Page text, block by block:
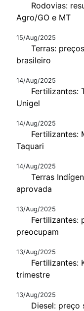
Rodovias:
Agro/GO e MT
15/Aug/2025
Terras:
brasileiro
14/Aug/2025
Fertilizantes:
Unigel
14/Aug/2025
Fertilizantes:
Taquari
14/Aug/2025
Terras
aprovada
13/Aug/2025
Fertilizantes:
preocupam
13/Aug/2025
Fertilizantes:
trimestre
13/Aug/2025
Diesel: preço